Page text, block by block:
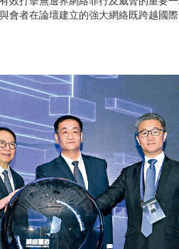
會者在論壇建立的強大網絡既跨越國